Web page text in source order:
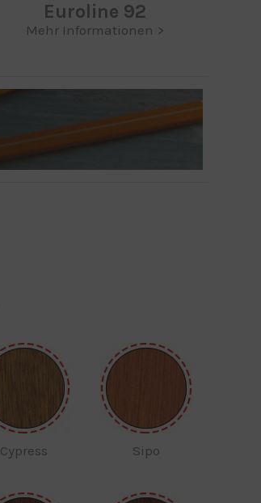
Euroline 92
Mehr Informationen >
Cypress Sipo